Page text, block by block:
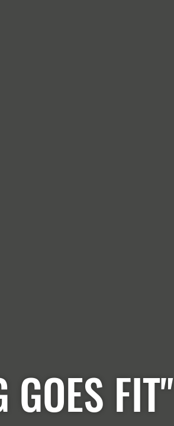
FIT"